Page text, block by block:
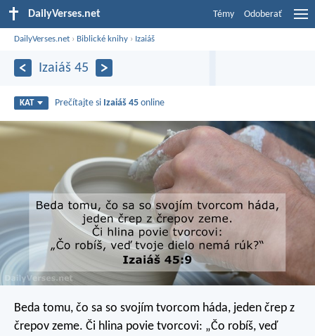
DailyVerses.net Témy Odoberať
DailyVerses.net › Biblické knihy › Izaiáš
Izaiáš 45
KAT Prečítajte si Izaiáš 45 online
Beda tomu, čo sa so svojím tvorcom háda, jeden črep z
črepov zeme. Či hlina povie tvorcovi: „Čo robíš, veď